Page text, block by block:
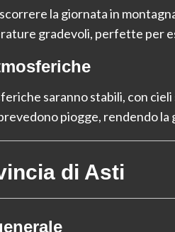
la giornata in
gradevoli, perfette per
saranno stabili, con
piogge, rendendo
di Asti